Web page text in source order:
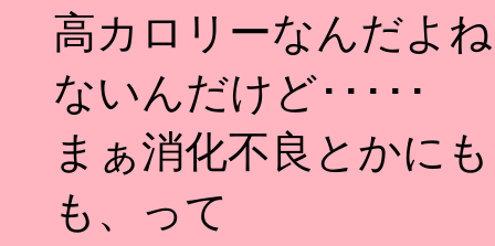
高カロリーなんだよ
ないんだけど･････
まぁ消化不良とかに
も、って